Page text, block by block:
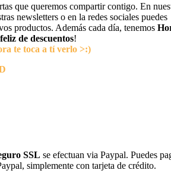
que queremos compartir contigo. En
newsletters o en la redes sociales puedes
productos. Además cada día, tenemos
feliz de descuentos!
te toca a tí verlo >:)
SSL se efectuan via Paypal. Puedes
simplemente con tarjeta de crédito.